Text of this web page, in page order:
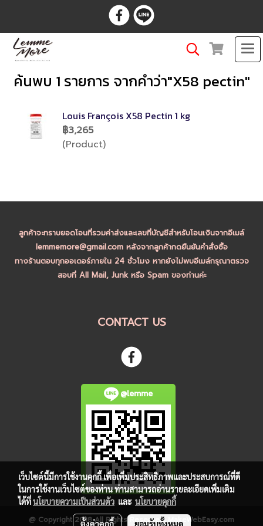
ค้นพบ 1 รายการ จากคำว่า"X58 pectin"
Louis François X58 Pectin 1 kg
฿3,265
(Product)
ลูกค้าจะทราบยอดโอนที่รวมค่าส่งและเลขที่บัญชีสำหรับโอนเงินจากอีเมล์
lemmemore@gmail.com หลังจากลูกค้ากดยืนยันคำสั่งซื้อ
ทางร้านตอบทุกออเดอร์ภายใน 24 ชั่วโมง หากยังไม่พบอีเมล์กรุณาตรวจ
สอบที่ All Mail, Junk หรือ Spam ของท่านค่ะ
CONTACT US
@lemme
@ Copyright 2018 All Rights Reserved. MakeWebEasy.com
เว็บไซต์นี้มีการใช้งานคุกกี้ เพื่อเพิ่มประสิทธิภาพและประสบการณ์ที่ดี
ในการใช้งานเว็บไซต์ของท่าน ท่านสามารถอ่านรายละเอียดเพิ่มเติม
ได้ที่นโยบายความเป็นส่วนตัว และ นโยบายคุกกี้
ตั้งค่าคุกกี้ ยอมรับทั้งหมด